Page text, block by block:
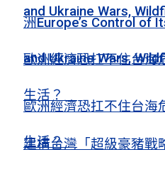
and Ukraine Wars,
歐洲經濟恐扛不住台
生活？
建構台灣「超級豪豬戰
洲Europe’s Control of
and Ukraine Wars,
歐洲經濟恐扛不住台
生活？